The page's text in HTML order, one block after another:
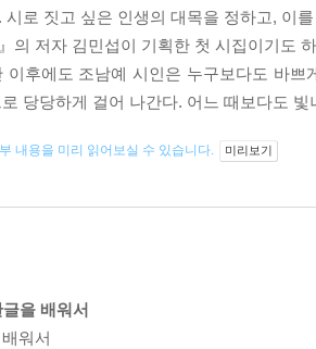
시로 짓고 싶은 인생의 대목을 정하고, 이
의 저자 김민섭이 기획한 첫 시집이기도
이후에도 조남예 시인은 누구보다도 바
당당하게 걸어 나간다. 어느 때보다도
내용을 미리 읽어보실 수 있습니다. 미리보기
을 배워서
워서